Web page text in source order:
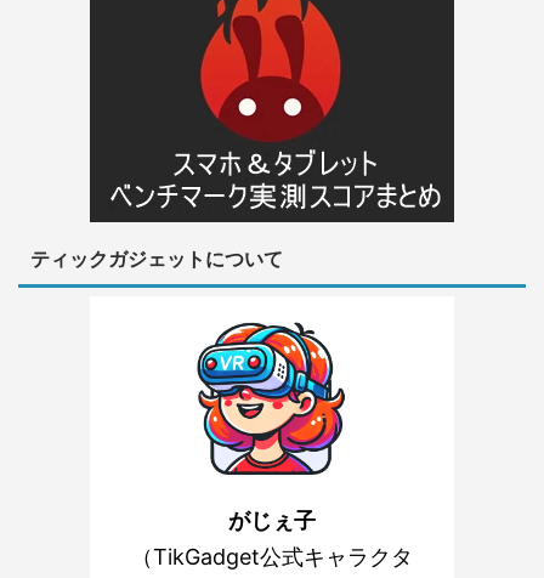
ティックガジェットについて
がじぇ子
（TikGadget公式キャラクタ